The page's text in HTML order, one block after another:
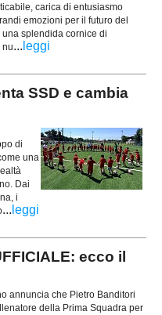
carica di entusiasmo
emozioni per il futuro del
splendida cornice di
nu... leggi
SSD e cambia
di
una
Dai
i
... leggi
ecco il
annuncia che Pietro Banditori
della Prima Squadra per